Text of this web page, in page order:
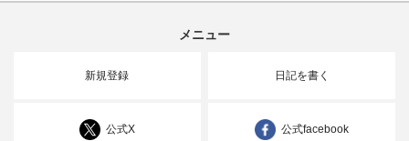
メニュー
新規登録 日記を書く
公式X 公式facebook